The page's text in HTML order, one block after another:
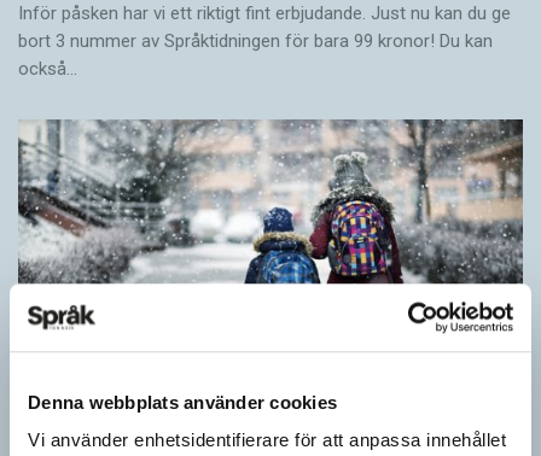
Denna webbplats använder cookies
Vi använder enhetsidentifierare för att anpassa innehållet
Inför påsken har vi ett riktigt fint erbjudande. Just nu kan du ge
bort 3 nummer av Språktidningen för bara 99 kronor! Du kan
också…